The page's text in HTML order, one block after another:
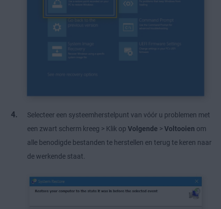
Selecteer een systeemherstelpunt van vóór u problemen met
een zwart scherm kreeg > Klik op Volgende > Voltooien om
alle benodigde bestanden te herstellen en terug te keren naar
de werkende staat.